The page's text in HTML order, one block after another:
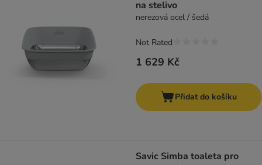
na stelivo
nerezová ocel / šedá
1 629 Kč
Not Rated
Přidat do košíku
Savic Simba toaleta pro